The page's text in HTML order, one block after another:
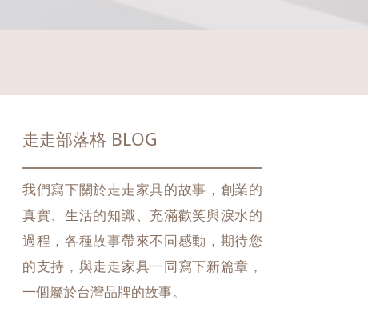
走走部落格 BLOG
我們寫下關於走走家具的故事，創業的
真實、生活的知識、充滿歡笑與淚水的
過程，各種故事帶來不同感動，期待您
的支持，與走走家具一同寫下新篇章，
一個屬於台灣品牌的故事。